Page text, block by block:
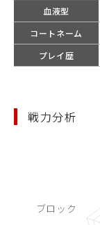
血液型
コートネーム
プレイ歴
戦力分析